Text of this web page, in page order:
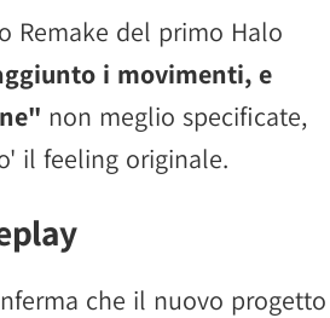
Remake del primo Halo
i movimenti, e
non meglio specificate,
il feeling originale.
che il nuovo progetto